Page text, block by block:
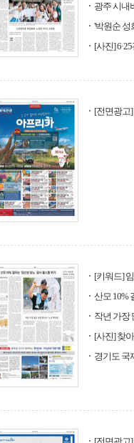
광주 시내
'박원순 성
[사진]
[전면광고
[키워드]
산모 10%
작년 가장
[사진] 찾
경기도 국